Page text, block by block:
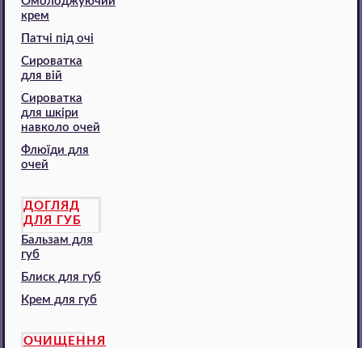
крем
Патчі під очі
Сироватка
для вій
Сироватка
для шкіри
навколо очей
Флюїди для
очей
ДОГЛЯД
ДЛЯ ГУБ
Бальзам для
губ
Блиск для губ
Крем для губ
ОЧИЩЕННЯ